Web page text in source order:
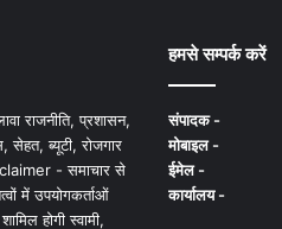
राजनीति, प्रशासन,
ब्यूटी, रोजगार
- समाचार से
में उपयोगकर्ताओं
होगी स्वामी,
हमसे सम्पर्क करें
संपादक -
मोबाइल -
ईमेल -
कार्यालय -